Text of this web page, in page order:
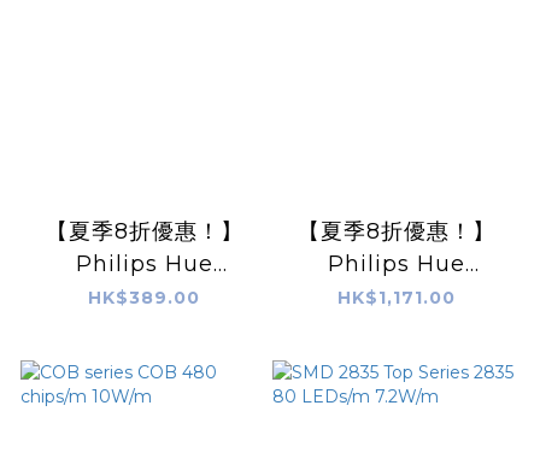
【夏季8折優惠！】
Philips Hue
Gradient Lightstrip
(Bluetooth) 智能漸
變彩色燈帶(1米延伸
HK$389.00
【夏季8折優惠！】
Philips Hue
Gradient Lightstrip
能漸變彩色燈帶(2米基
本版)
HK$1,171.00